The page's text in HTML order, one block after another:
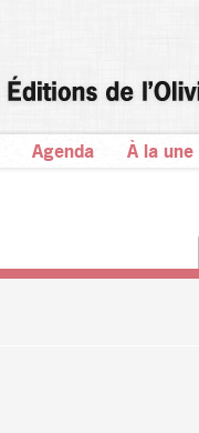
Agenda À la une